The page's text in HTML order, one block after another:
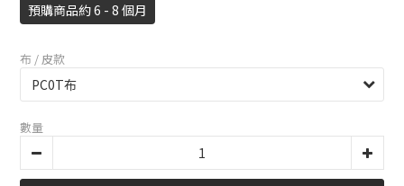
預購商品約 6 - 8 個月
布 / 皮款
數量